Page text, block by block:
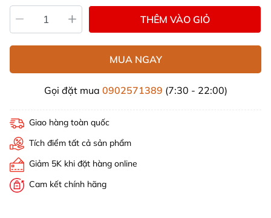
THÊM VÀO GIỎ
MUA NGAY
Gọi đặt mua 0902571389 (7:30 - 22:00)
Giao hàng toàn quốc
Tích điểm tất cả sản phẩm
Giảm 5K khi đặt hàng online
Cam kết chính hãng